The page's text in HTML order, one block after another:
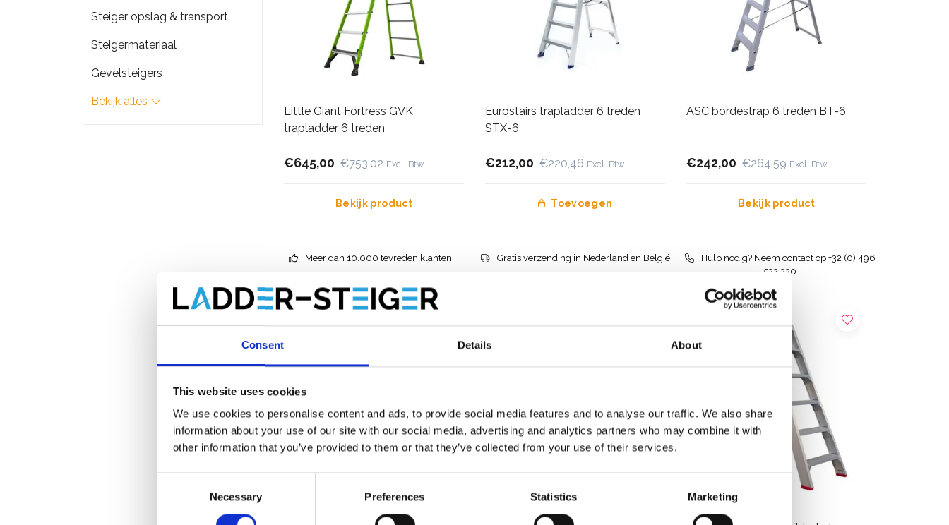
Consent Details About
This website uses cookies
We use cookies to personalise content and ads, to provide social media features and to analyse our traffic. We also share
information about your use of our site with our social media, advertising and analytics partners who may combine it with
other information that you’ve provided to them or that they’ve collected from your use of their services.
Necessary Preferences Statistics Marketing
Little Giant Fortress GVK
trapladder 6 treden
€645,00 €753,02 Excl. Btw
Bekijk product
Eurostairs trapladder 6 treden
STX-6
€212,00 €220,46 Excl. Btw
Toevoegen
ASC bordestrap 6 treden BT-6
€242,00 €264,59 Excl. Btw
Bekijk product
Meer dan 10.000 tevreden klanten Gratis verzending in Nederland en België
Hulp nodig? Neem contact op +32 (0) 496
532 330
Steiger opslag & transport
Steigermateriaal
Gevelsteigers
Bekijk alles